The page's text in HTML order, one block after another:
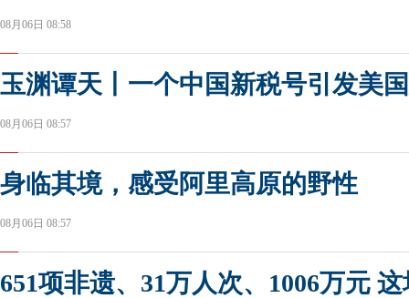
08月06日 08:58
玉渊谭天丨一个中国新税号引发美
08月06日 08:57
身临其境，感受阿里高原的野性
08月06日 08:57
651项非遗、31万人次、1006万元